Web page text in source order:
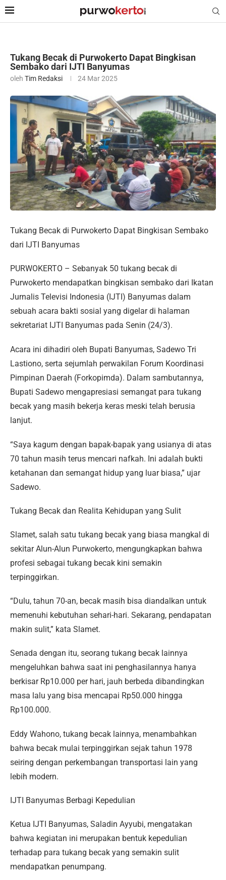
Tukang Becak di Purwokerto Dapat Bingkisan
Sembako dari IJTI Banyumas
oleh Tim Redaksi 24 Mar 2025
Tukang Becak di Purwokerto Dapat Bingkisan Sembako
dari IJTI Banyumas
PURWOKERTO – Sebanyak 50 tukang becak di
Purwokerto mendapatkan bingkisan sembako dari Ikatan
Jurnalis Televisi Indonesia (IJTI) Banyumas dalam
sebuah acara bakti sosial yang digelar di halaman
sekretariat IJTI Banyumas pada Senin (24/3).
Acara ini dihadiri oleh Bupati Banyumas, Sadewo Tri
Lastiono, serta sejumlah perwakilan Forum Koordinasi
Pimpinan Daerah (Forkopimda). Dalam sambutannya,
Bupati Sadewo mengapresiasi semangat para tukang
becak yang masih bekerja keras meski telah berusia
lanjut.
“Saya kagum dengan bapak-bapak yang usianya di atas
70 tahun masih terus mencari nafkah. Ini adalah bukti
ketahanan dan semangat hidup yang luar biasa,” ujar
Sadewo.
Tukang Becak dan Realita Kehidupan yang Sulit
Slamet, salah satu tukang becak yang biasa mangkal di
sekitar Alun-Alun Purwokerto, mengungkapkan bahwa
profesi sebagai tukang becak kini semakin
terpinggirkan.
“Dulu, tahun 70-an, becak masih bisa diandalkan untuk
memenuhi kebutuhan sehari-hari. Sekarang, pendapatan
makin sulit,” kata Slamet.
Senada dengan itu, seorang tukang becak lainnya
mengeluhkan bahwa saat ini penghasilannya hanya
berkisar Rp10.000 per hari, jauh berbeda dibandingkan
masa lalu yang bisa mencapai Rp50.000 hingga
Rp100.000.
Eddy Wahono, tukang becak lainnya, menambahkan
bahwa becak mulai terpinggirkan sejak tahun 1978
seiring dengan perkembangan transportasi lain yang
lebih modern.
IJTI Banyumas Berbagi Kepedulian
Ketua IJTI Banyumas, Saladin Ayyubi, mengatakan
bahwa kegiatan ini merupakan bentuk kepedulian
terhadap para tukang becak yang semakin sulit
mendapatkan penumpang.